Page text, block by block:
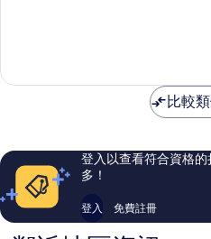
常
評
論
比較
登入以查看符合資格
多！
登入 免費註冊